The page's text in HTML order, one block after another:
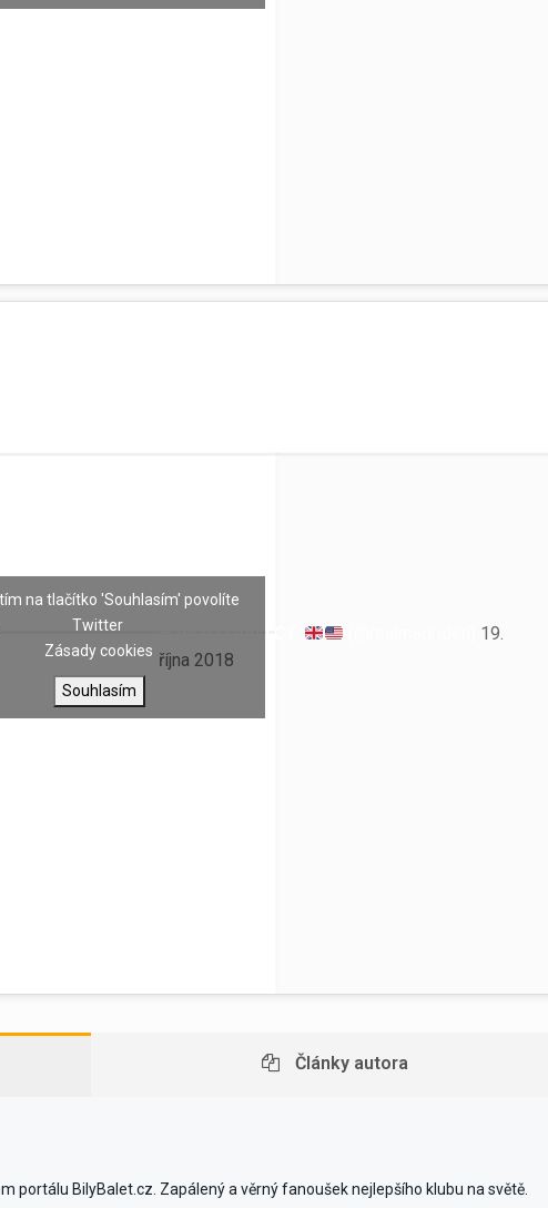
19.
října 2018
na tlačítko 'Souhlasím' povolíte
Twitter
Zásady cookies
Souhlasím
Články autora
portálu BilyBalet.cz. Zapálený a věrný fanoušek nejlepšího klubu na světě.